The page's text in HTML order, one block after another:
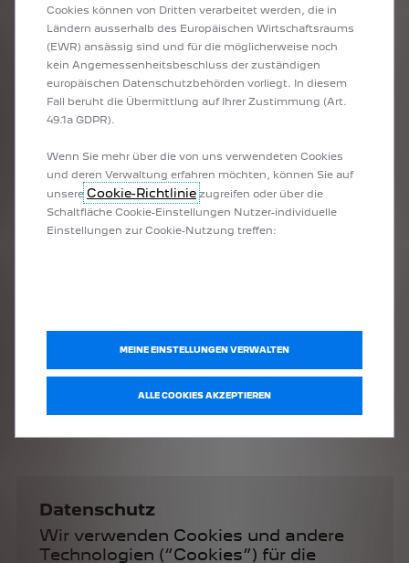
Cookies können von Dritten verarbeitet werden, die in
Ländern ausserhalb des Europäischen Wirtschaftsraums
(EWR) ansässig sind und für die möglicherweise noch
kein Angemessenheitsbeschluss der zuständigen
europäischen Datenschutzbehörden vorliegt. In diesem
Fall beruht die Übermittlung auf Ihrer Zustimmung (Art.
49.1a GDPR).
Wenn Sie mehr über die von uns verwendeten Cookies
und deren Verwaltung erfahren möchten, können Sie auf
unsere Cookie-Richtlinie zugreifen oder über die
Schaltfläche Cookie-Einstellungen Nutzer-individuelle
Einstellungen zur Cookie-Nutzung treffen:
MEINE EINSTELLUNGEN VERWALTEN
ALLE COOKIES AKZEPTIEREN